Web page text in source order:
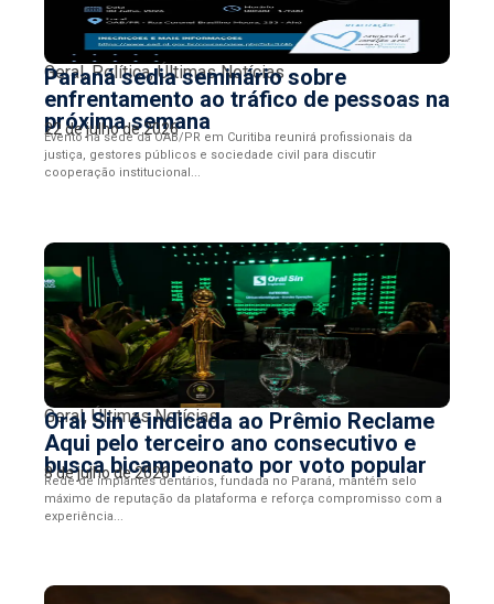
Geral,Política,Últimas Notícias
Paraná sedia seminário sobre
enfrentamento ao tráfico de pessoas na
próxima semana
22 de julho de 2026
Evento na sede da OAB/PR em Curitiba reunirá profissionais da
justiça, gestores públicos e sociedade civil para discutir
cooperação institucional...
Geral, Últimas Notícias
Oral Sin é indicada ao Prêmio Reclame
Aqui pelo terceiro ano consecutivo e
busca bicampeonato por voto popular
8 de julho de 2026
Rede de implantes dentários, fundada no Paraná, mantém selo
máximo de reputação da plataforma e reforça compromisso com a
experiência...